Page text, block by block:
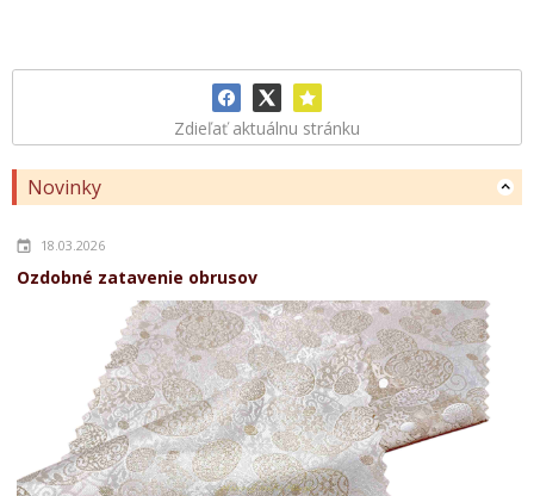
Zdieľať aktuálnu stránku
Novinky
18.03.2026
Ozdobné zatavenie obrusov